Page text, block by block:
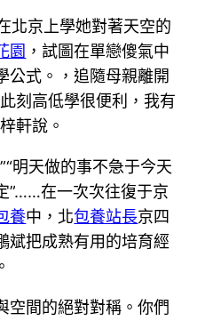
北京上學她對著天空的
園 ，試圖在單戀傻氣中
公式。，追隨母親離開
刻高低學很便利，我有
軒說。
明天做的事不急于今天
”……在一次次往復于京
養中，北包養站長京四
斌把成熟有用的培育經
空間的絕對對稱。你們